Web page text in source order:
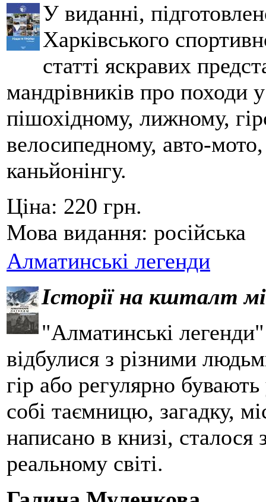
У виданні,
Харківського
статті яскравих
мандрівників про походи
пішохідному, лижному,
велосипедному, авто-
каньйонінгу.
Ціна: 220 грн.
Мова видання: російська
Алматинські легенди
Історії на кшталт
"Алматинські
відбулися з різними
гір або регулярно
собі таємницю, загадку,
написано в книзі,
реальному світі.